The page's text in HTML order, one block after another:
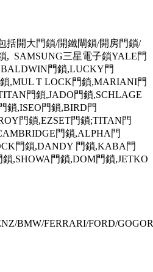
括開大門鎖/開鐵閘鎖/開房門鎖/
, SAMSUNG三星電子鎖YALE門
門鎖,LUCKY門
,MUL T LOCK門鎖,MARIANI門
門鎖,JADO門鎖,SCHLAGE
鎖,ISEO門鎖,BIRD門
門鎖,EZSET門鎖;TITAN門
門鎖,ALPHA門
門鎖,DANDY 門鎖,KABA門
,SHOWA門鎖,DOM門鎖,JETKO
BMW/FERRARI/FORD/